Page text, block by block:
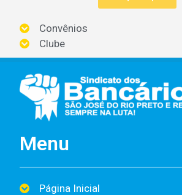
Convênios
Clube
Menu
Página Inicial